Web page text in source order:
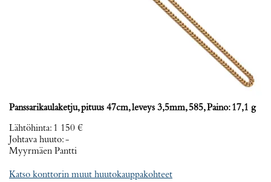
Panssarikaulaketju, pituus 47cm, leveys 3,5mm, 585, Paino: 17,1 g
Lähtöhinta: 1 150 €
Johtava huuto:-
Myyrmäen Pantti
Katso konttorin muut huutokauppakohteet